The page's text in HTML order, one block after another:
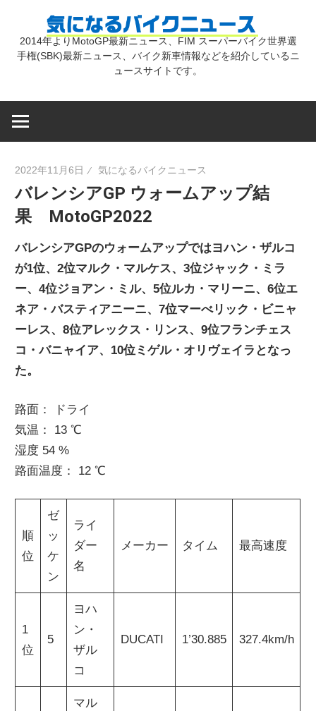
気
イ
ク
ニ
2014年よりMotoGP最新ニュース、FIM スーパーバイク世界選
手権(SBK)最新ニュース、バイク新車情報などを紹介しているニ
ュースサイトです。
2022年11月6日 気になるバイクニュース
バレンシアGP ウォームアップ結
果 MotoGP2022
バレンシアGPのウォームアップではヨハン・ザルコ
が1位、2位マルク・マルケス、3位ジャック・ミラ
ー、4位ジョアン・ミル、5位ルカ・マリーニ、6位エ
ネア・バスティアニーニ、7位マーべリック・ビニャ
ーレス、8位アレックス・リンス、9位フランチェス
コ・バニャイア、10位ミゲル・オリヴェイラとなっ
た。
路面： ドライ
気温： 13 ℃
湿度 54 %
路面温度： 12 ℃
順
位
ゼ
ッ
ケ
ン
ライ
ダー
名
メーカー タイム 最高速度
1
位
5
ヨハ
ン・
ザル
コ
DUCATI 1’30.885 327.4km/h
マル